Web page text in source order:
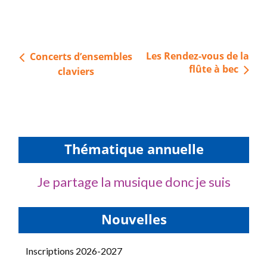
Navigation
Concerts d’ensembles
claviers
Les Rendez-vous de la
flûte à bec
Thématique annuelle
Je partage la musique donc je suis
Nouvelles
Inscriptions 2026-2027